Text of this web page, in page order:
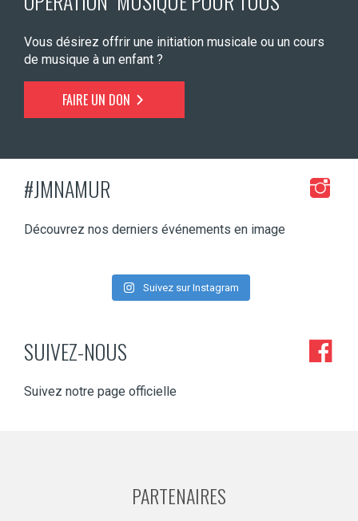
Vous désirez offrir une initiation musicale ou un cours
de musique à un enfant ?
FAIRE UN DON
#JMNAMUR
Découvrez nos derniers événements en image
Suivez sur Instagram
SUIVEZ-NOUS
Suivez notre page officielle
PARTENAIRES